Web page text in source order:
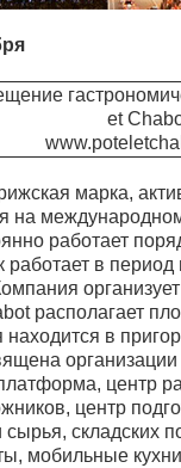
et
марка,
на
работает
работает в период
располагает
находится в
центр
центр
сырья, складских
мобильные